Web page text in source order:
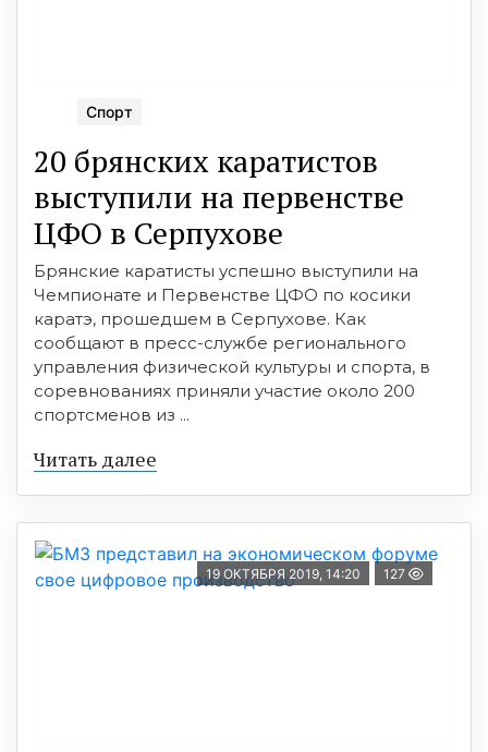
Спорт
20 брянских каратистов
выступили на первенстве
ЦФО в Серпухове
Брянские каратисты успешно выступили на
Чемпионате и Первенстве ЦФО по косики
каратэ, прошедшем в Серпухове. Как
сообщают в пресс-службе регионального
управления физической культуры и спорта, в
соревнованиях приняли участие около 200
спортсменов из ...
Читать далее
19 ОКТЯБРЯ 2019, 14:20 127